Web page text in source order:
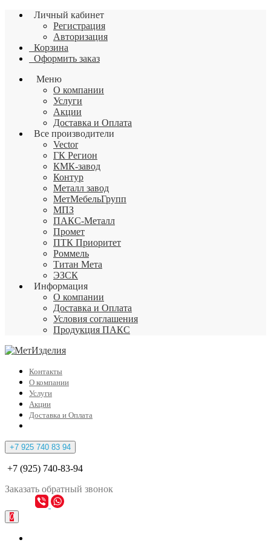
Личный кабинет
Регистрация
Авторизация
Корзина
Оформить заказ
Меню
О компании
Услуги
Акции
Доставка и Оплата
Все производители
Vector
ГК Регион
КМК-завод
Контур
Металл завод
МетМебельГрупп
МПЗ
ПАКС-Металл
Промет
ПТК Приоритет
Роммель
Титан Мета
ЭЗСК
Информация
О компании
Доставка и Оплата
Условия соглашения
Продукция ПАКС
Контакты
О компании
Услуги
Акции
Доставка и Оплата
+7 925 740 83 94
+7 (925) 740-83-94
Заказать обратный звонок
0